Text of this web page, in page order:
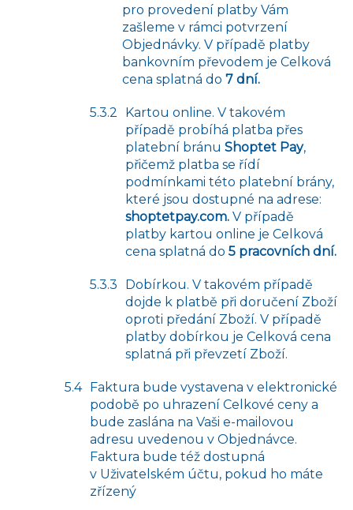
pro provedení platby Vám
zašleme v rámci potvrzení
Objednávky. V případě platby
bankovním převodem je Celková
cena splatná do 7 dní.
Kartou online. V takovém
případě probíhá platba přes
platební bránu Shoptet Pay,
přičemž platba se řídí
podmínkami této platební brány,
které jsou dostupné na adrese:
shoptetpay.com. V případě
platby kartou online je Celková
cena splatná do 5 pracovních dní.
Dobírkou. V takovém případě
dojde k platbě při doručení Zboží
oproti předání Zboží. V případě
platby dobírkou je Celková cena
splatná při převzetí Zboží.
Faktura bude vystavena v elektronické
podobě po uhrazení Celkové ceny a
bude zaslána na Vaši e-mailovou
adresu uvedenou v Objednávce.
Faktura bude též dostupná
v Uživatelském účtu, pokud ho máte
zřízený